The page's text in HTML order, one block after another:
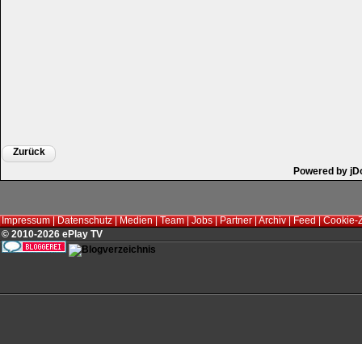
Zurück
Powered by
Impressum|Datenschutz|Medien|Team|Jobs|Partner|Archiv|Feed|Cookie-
© 2010-2026 ePlay TV